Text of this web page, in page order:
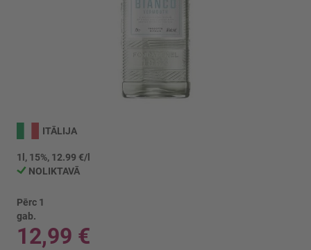
galerijas
sākumu
ITĀLIJA
1l, 15%, 12.99 €/l
NOLIKTAVĀ
Pērc 1
gab.
12,99 €